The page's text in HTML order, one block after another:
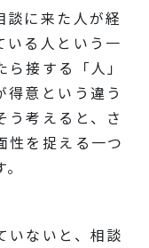
談に来た人が経
いる人という一
接する「人」
意という違う
う考えると、さ
性を捉える一つ
いないと、相談